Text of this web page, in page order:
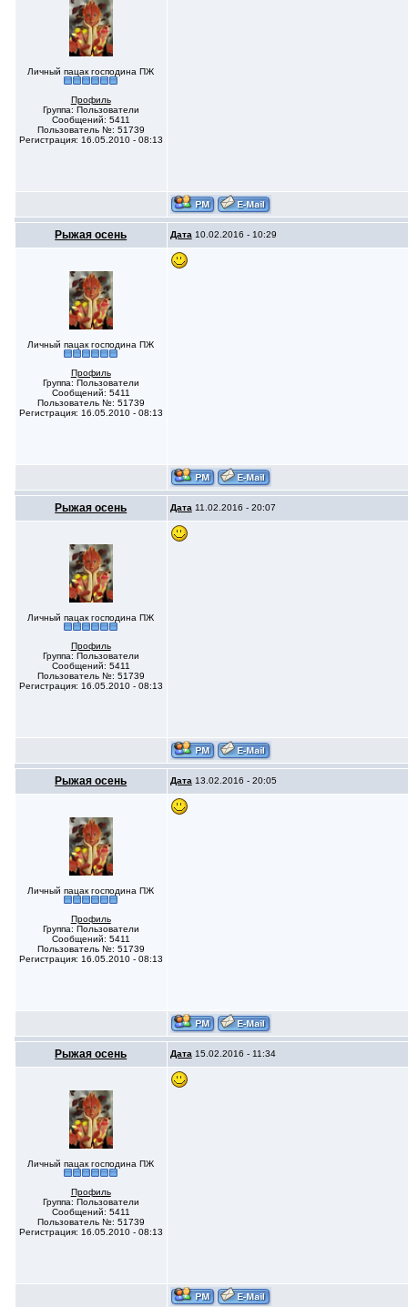
Личный пацак господина ПЖ
Профиль
Группа: Пользователи
Сообщений: 5411
Пользователь №: 51739
Регистрация: 16.05.2010 - 08:13
Рыжая осень Дата 10.02.2016 - 10:29
Личный пацак господина ПЖ
Профиль
Группа: Пользователи
Сообщений: 5411
Пользователь №: 51739
Регистрация: 16.05.2010 - 08:13
Рыжая осень Дата 11.02.2016 - 20:07
Личный пацак господина ПЖ
Профиль
Группа: Пользователи
Сообщений: 5411
Пользователь №: 51739
Регистрация: 16.05.2010 - 08:13
Рыжая осень Дата 13.02.2016 - 20:05
Личный пацак господина ПЖ
Профиль
Группа: Пользователи
Сообщений: 5411
Пользователь №: 51739
Регистрация: 16.05.2010 - 08:13
Рыжая осень Дата 15.02.2016 - 11:34
Личный пацак господина ПЖ
Профиль
Группа: Пользователи
Сообщений: 5411
Пользователь №: 51739
Регистрация: 16.05.2010 - 08:13